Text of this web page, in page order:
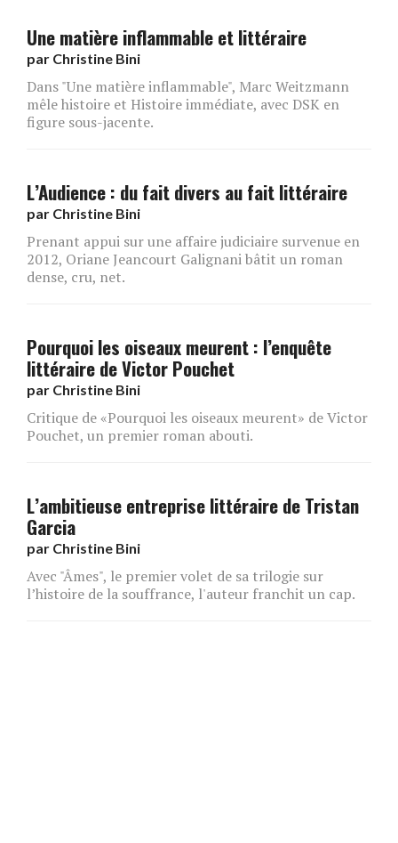
Une matière inflammable et littéraire
par Christine Bini
Dans "Une matière inflammable", Marc Weitzmann
mêle histoire et Histoire immédiate, avec DSK en
figure sous-jacente.
L’Audience : du fait divers au fait littéraire
par Christine Bini
Prenant appui sur une affaire judiciaire survenue en
2012, Oriane Jeancourt Galignani bâtit un roman
dense, cru, net.
Pourquoi les oiseaux meurent : l’enquête
littéraire de Victor Pouchet
par Christine Bini
Critique de «Pourquoi les oiseaux meurent» de Victor
Pouchet, un premier roman abouti.
L’ambitieuse entreprise littéraire de Tristan
Garcia
par Christine Bini
Avec "Âmes", le premier volet de sa trilogie sur
l’histoire de la souffrance, l'auteur franchit un cap.